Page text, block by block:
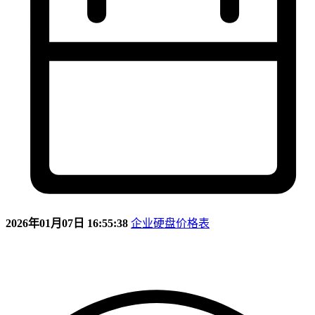
2026年01月07日 16:55:38 企业硬盘价格表